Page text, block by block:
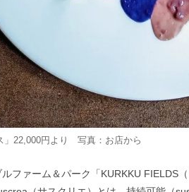
」22,000円より 写真：お店から
ファーム＆パーク「KURKKU FIELDS